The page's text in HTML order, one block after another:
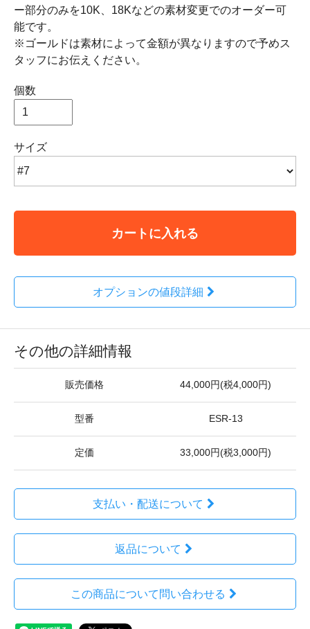
ー部分のみを10K、18Kなどの素材変更でのオーダー可
能です。
※ゴールドは素材によって金額が異なりますので予めス
タッフにお伝えください。
個数
サイズ
カートに入れる
オプションの値段詳細
その他の詳細情報
販売価格 44,000円(税4,000円)
型番 ESR-13
定価 33,000円(税3,000円)
支払い・配送について
返品について
この商品について問い合わせる